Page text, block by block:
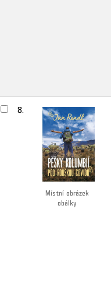
8.
Místní obrázek
obálky